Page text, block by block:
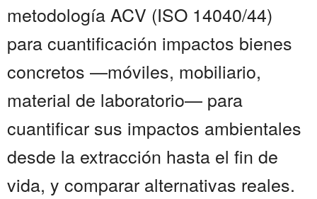
metodología ACV (ISO 14040/44)
para cuantificación impactos bienes
concretos —móviles, mobiliario,
material de laboratorio— para
cuantificar sus impactos ambientales
desde la extracción hasta el fin de
vida, y comparar alternativas reales.